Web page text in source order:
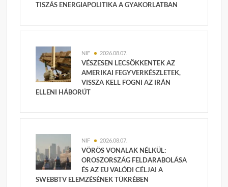
TISZÁS ENERGIAPOLITIKA A GYAKORLATBAN
NIF 2026.08.07.
VÉSZESEN LECSÖKKENTEK AZ
AMERIKAI FEGYVERKÉSZLETEK,
VISSZA KELL FOGNI AZ IRÁN
ELLENI HÁBORÚT
NIF 2026.08.07.
VÖRÖS VONALAK NÉLKÜL:
OROSZORSZÁG FELDARABOLÁSA
ÉS AZ EU VALÓDI CÉLJAI A
SWEBBTV ELEMZÉSÉNEK TÜKRÉBEN